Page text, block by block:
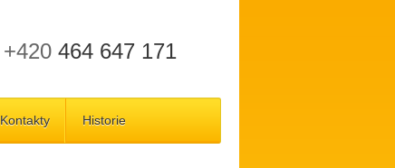
+420 464 647 171
Kontakty Historie